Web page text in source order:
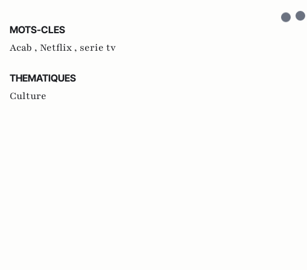
MOTS-CLES
Acab , Netflix , serie tv
THEMATIQUES
Culture